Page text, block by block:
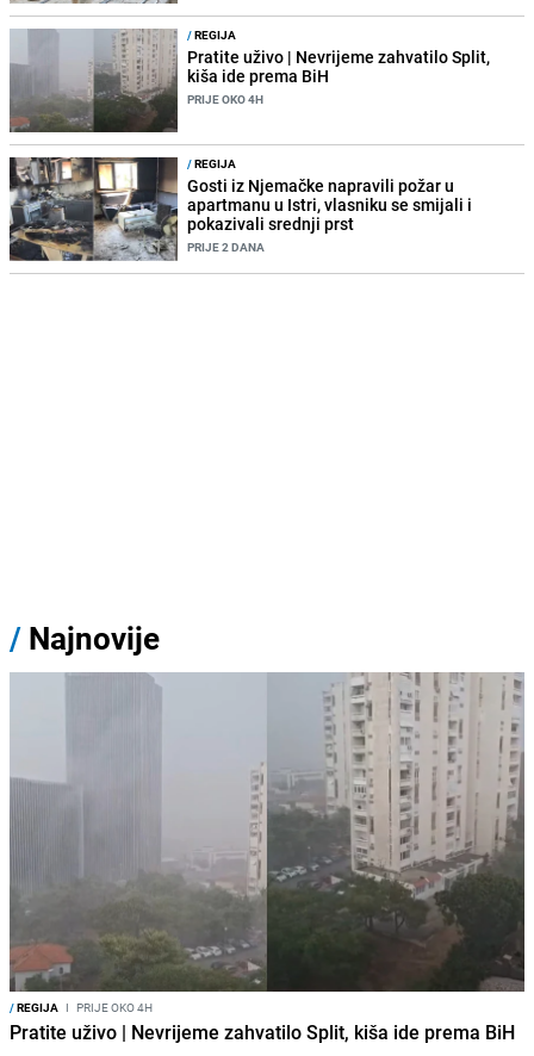
/REGIJA
Pratite uživo | Nevrijeme zahvatilo Split,
kiša ide prema BiH
PRIJE OKO 4H
/REGIJA
Gosti iz Njemačke napravili požar u
apartmanu u Istri, vlasniku se smijali i
pokazivali srednji prst
PRIJE 2 DANA
/ Najnovije
/REGIJA I PRIJE OKO 4H
Pratite uživo | Nevrijeme zahvatilo Split, kiša ide prema BiH